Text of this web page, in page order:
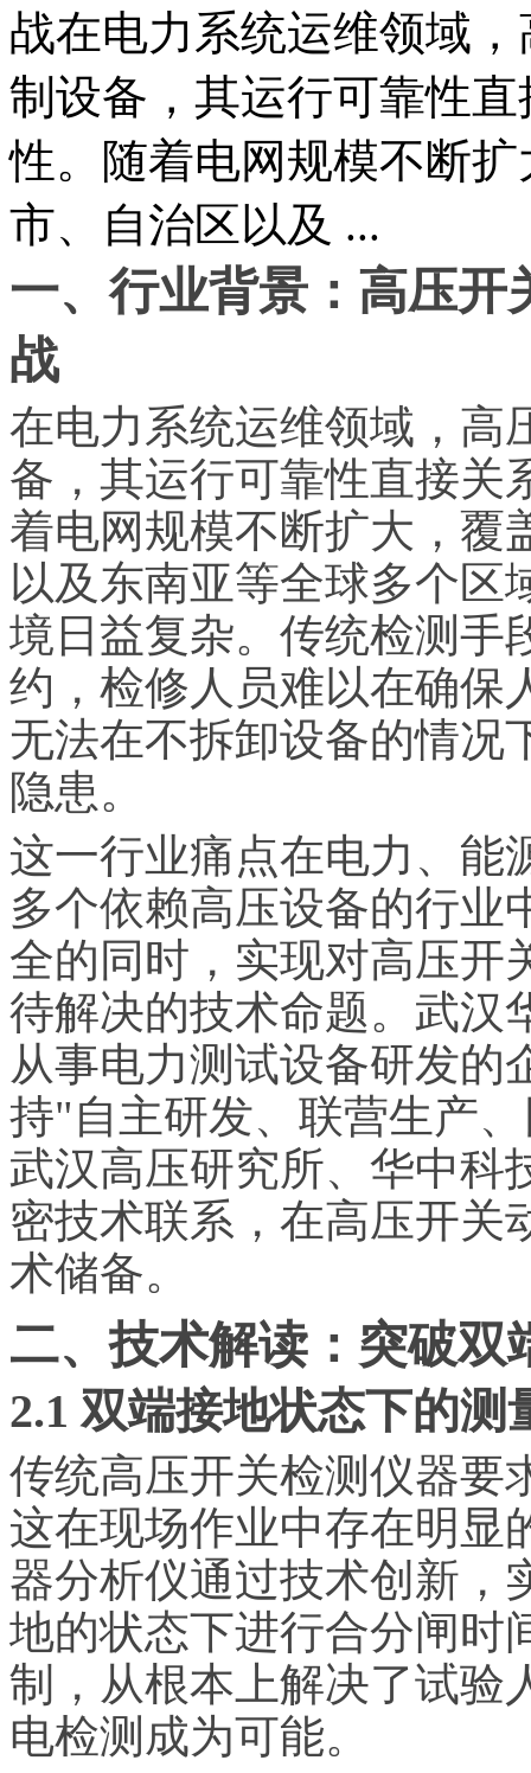
战在电力系统运维领域
制设备，其运行可靠性
性。随着电网规模不断
市、自治区以及 ...
一、行业背景：高压开
战
在电力系统运维领域，高
备，其运行可靠性直接关
着电网规模不断扩大，覆
以及东南亚等全球多个区
境日益复杂。传统检测手
约，检修人员难以在确保
无法在不拆卸设备的情况
隐患。
这一行业痛点在电力、能
多个依赖高压设备的行业
全的同时，实现对高压开
待解决的技术命题。武汉
从事电力测试设备研发的
持"自主研发、联营生产
武汉高压研究所、华中科
密技术联系，在高压开关
术储备。
二、技术解读：突破双
2.1 双端接地状态下的测
传统高压开关检测仪器要
这在现场作业中存在明显
器分析仪通过技术创新，
地的状态下进行合分闸时
制，从根本上解决了试验
电检测成为可能。